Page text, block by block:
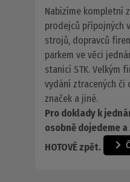
Nabízíme kompletní
prodejců přípojných
strojů, dopravců
parkem ve věci
stanicí STK. Velkým
vydání ztracených či
značek a jiné.
Pro doklady k
osobně dojedeme
HOTOVÉ zpět.